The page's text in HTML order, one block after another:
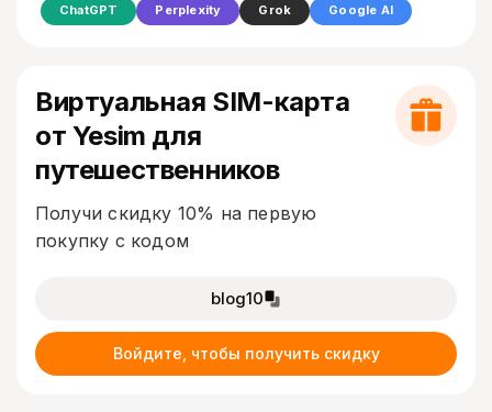
ChatGPT Perplexity Grok Google AI
Виртуальная SIM-карта
от Yesim для
путешественников
Получи скидку 10% на первую
покупку с кодом
blog10
Войдите, чтобы получить скидку